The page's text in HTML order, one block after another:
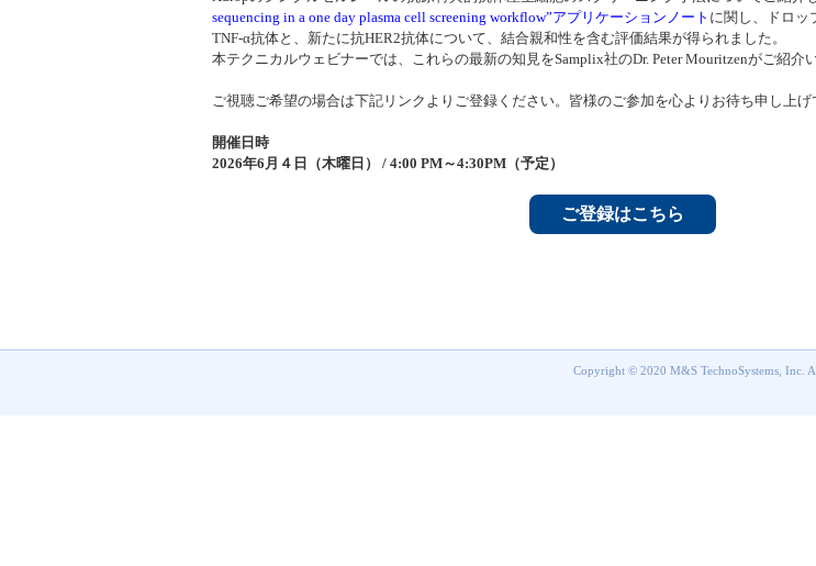
sequencing in a one day plasma cell screening workflow”アプリケーションノート に関し、ドロッ
TNF-α抗体と、新たに抗HER2抗体について、結合親和性を含む評価結果が得られました。
本テクニカルウェビナーでは、これらの最新の知見をSamplix社のDr. Peter Mouritzenがご紹介
ご視聴ご希望の場合は下記リンクよりご登録ください。皆様のご参加を心よりお待ち申し上げ
開催日時
2026年6月４日（木曜日） / 4:00 PM～4:30PM（予定）
ご登録はこちら
Copyright © 2020 M&S TechnoSystems, Inc.